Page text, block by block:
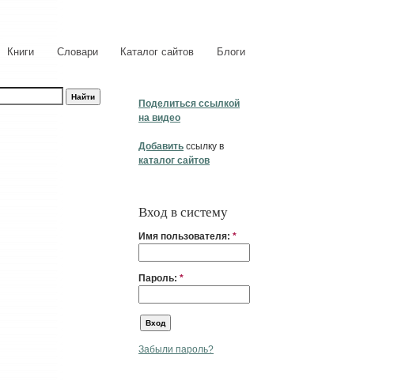
Книги Словари Каталог сайтов Блоги
Поделиться ссылкой
на видео
Добавить ссылку в
каталог сайтов
Вход в систему
Имя пользователя: *
Пароль: *
Забыли пароль?